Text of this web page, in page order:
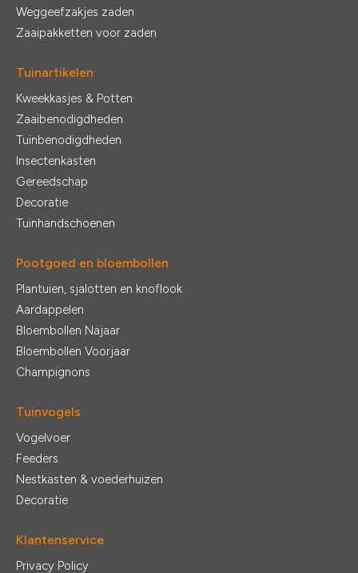
Weggeefzakjes zaden
Zaaipakketten voor zaden
Tuinartikelen
Kweekkasjes & Potten
Zaaibenodigdheden
Tuinbenodigdheden
Insectenkasten
Gereedschap
Decoratie
Tuinhandschoenen
Pootgoed en bloembollen
Plantuien, sjalotten en knoflook
Aardappelen
Bloembollen Najaar
Bloembollen Voorjaar
Champignons
Tuinvogels
Vogelvoer
Feeders
Nestkasten & voederhuizen
Decoratie
Klantenservice
Privacy Policy